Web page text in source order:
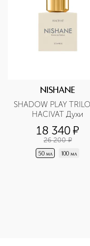
NISHANE
SHADOW PLAY
HACIVAT Духи
18 340¤
26 200 ¤
50 мл 100 мл